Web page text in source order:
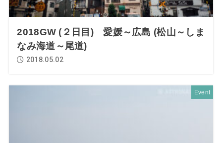
2018GW (２日目) 愛媛～広島 (松山～しま
なみ海道～尾道)
2018.05.02
Event